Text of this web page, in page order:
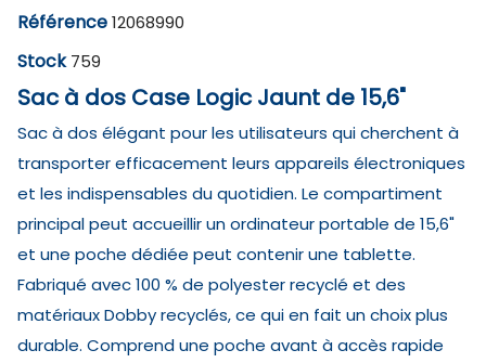
Référence12068990
Stock 759
Sac à dos Case Logic Jaunt de 15,6"
Sac à dos élégant pour les utilisateurs qui cherchent à
transporter efficacement leurs appareils électroniques
et les indispensables du quotidien. Le compartiment
principal peut accueillir un ordinateur portable de 15,6"
et une poche dédiée peut contenir une tablette.
Fabriqué avec 100 % de polyester recyclé et des
matériaux Dobby recyclés, ce qui en fait un choix plus
durable. Comprend une poche avant à accès rapide